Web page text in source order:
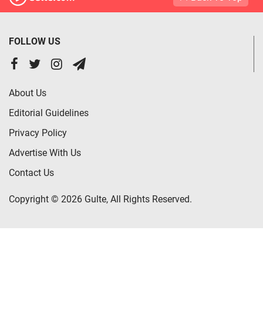
FOLLOW US
About Us
Editorial Guidelines
Privacy Policy
Advertise With Us
Contact Us
Copyright © 2026 Gulte, All Rights Reserved.